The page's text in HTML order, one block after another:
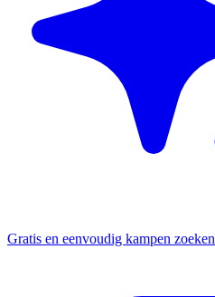
Gratis en eenvoudig kampen zoeken